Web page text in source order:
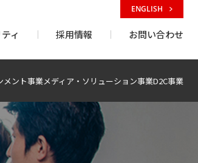
ィ 採用情報 お問い合わせ
ENGLISH
メント事業メディア・ソリューション事業D2C事業